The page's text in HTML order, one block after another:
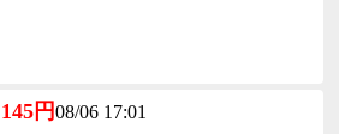
145円08/06 17:01